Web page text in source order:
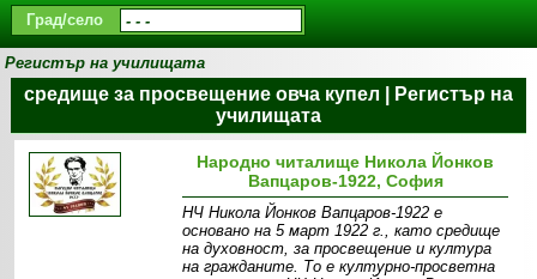
Град/село
Регистър на училищата
средище за просвещение овча купел | Регистър на
училищата
Народно читалище Никола Йонков
Вапцаров-1922, София
НЧ Никола Йонков Вапцаров-1922 е
основано на 5 март 1922 г., като средище
на духовност, за просвещение и култура
на гражданите. То е културно-просветна